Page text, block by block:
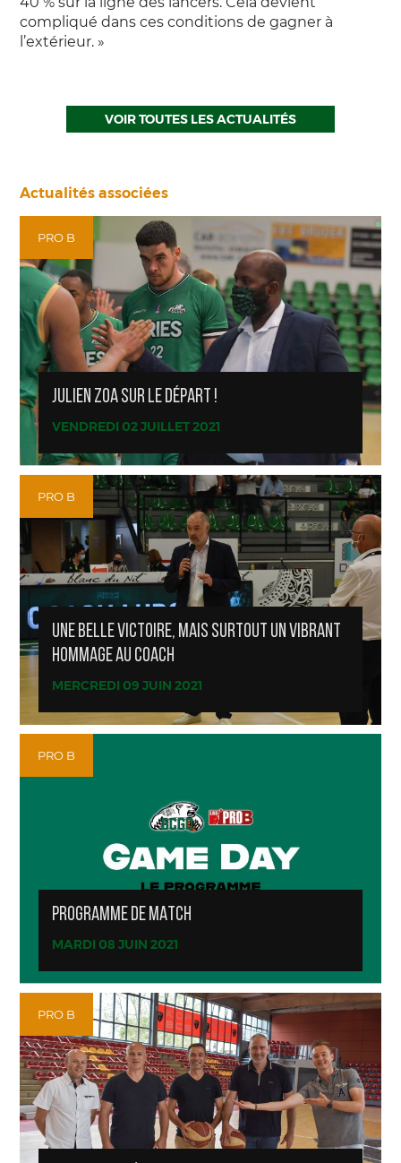
compliqué dans ces conditions de gagner à
l’extérieur. »
VOIR TOUTES LES ACTUALITÉS
Actualités associées
PRO B
JULIEN ZOA SUR LE DÉPART !
VENDREDI 02 JUILLET 2021
PRO B
UNE BELLE VICTOIRE, MAIS SURTOUT UN VIBRANT
HOMMAGE AU COACH
MERCREDI 09 JUIN 2021
PRO B
PROGRAMME DE MATCH
MARDI 08 JUIN 2021
PRO B